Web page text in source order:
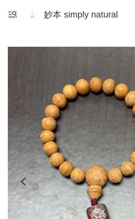
妙本 simply natural